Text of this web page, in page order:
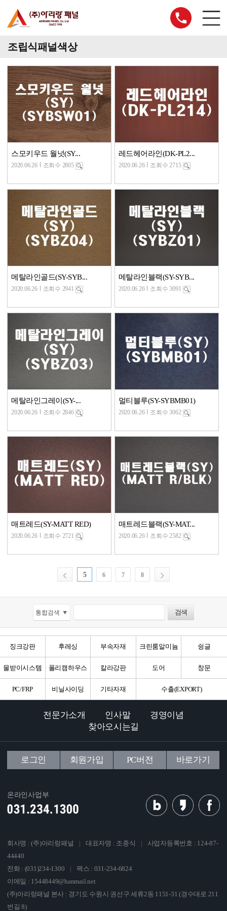
조립식패널색상
스모키우드 월넛(SY...
2020.06.26 조회수 2805
레드헤어라인(DK-PL2...
2020.06.26 조회수 2715
메탈라인골드(SY-SYB...
2020.06.26 조회수 2941
메탈라인블랙(SY-SYB...
2020.06.26 조회수 3091
메탈라인그레이(SY-...
2020.06.26 조회수 2846
멀티블루(SY-SYBMB01)
2020.06.26 조회수 3062
매트레드(SY-MATT RED)
2020.06.26 조회수 2721
매트레드블랙(SY-MAT...
2020.06.26 조회수 2582
5 6 7 8
징크강판 후레싱 부속자재 크린룸알미늄 슁글
물받이시스템 폴리캠하우스 칼라강판 도어 창문
PC/FRP 비닐사이딩 기타자재 수출(EXPORT)
전문가소개 인사말
경영이념
찾아오시는길
로그인 회원가입 PC버전 바로가기
온라인사업부
회사명 : (주)아리랑패널 | 대표자명 : 조종식 |
사업자등록번호 : 124-87-
44440
전화 : (031)234-1300
|
팩스 : 031-234-6824
이메일 : 15448449@hanmail.net
(주)아리랑패널 본사 : 경기도 수원시 권선구 세류2동 1151-31 (경수대로 211
번길 8)